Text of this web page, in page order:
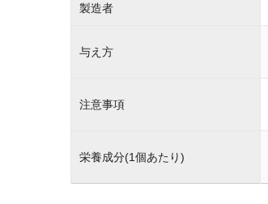
製造者
与え方
注意事項
栄養成分(1個あたり)